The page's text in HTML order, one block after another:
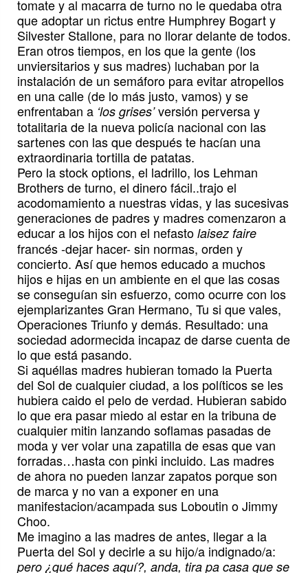
tomate y al macarra de turno no le quedaba otra
que adoptar un rictus entre Humphrey Bogart y
Silvester Stallone, para no llorar delante de todos.
Eran otros tiempos, en los que la gente (los
unviersitarios y sus madres) luchaban por la
instalación de un semáforo para evitar atropellos
en una calle (de lo más justo, vamos) y se
enfrentaban a ‘los grises’versión perversa y
totalitaria de la nueva policía nacional con las
sartenes con las que después te hacían una
extraordinaria tortilla de patatas.
Pero la stock options, el ladrillo, los Lehman
Brothers de turno, el dinero fácil..trajo el
acodomamiento a nuestras vidas, y las sucesivas
generaciones de padres y madres comenzaron a
educar a los hijos con el nefasto laisez faire
francés -dejar hacer- sin normas, orden y
concierto. Así que hemos educado a muchos
hijos e hijas en un ambiente en el que las cosas
se conseguían sin esfuerzo, como ocurre con los
ejemplarizantes Gran Hermano, Tu si que vales,
Operaciones Triunfo y demás. Resultado: una
sociedad adormecida incapaz de darse cuenta de
lo que está pasando.
Si aquéllas madres hubieran tomado la Puerta
del Sol de cualquier ciudad, a los políticos se les
hubiera caido el pelo de verdad. Hubieran sabido
lo que era pasar miedo al estar en la tribuna de
cualquier mitin lanzando soflamas pasadas de
moda y ver volar una zapatilla de esas que van
forradas…hasta con pinki incluido. Las madres
de ahora no pueden lanzar zapatos porque son
de marca y no van a exponer en una
manifestacion/acampada sus Loboutin o Jimmy
Choo.
Me imagino a las madres de antes, llegar a la
Puerta del Sol y decirle a su hijo/a indignado/a:
pero ¿qué haces aquí?, anda, tira pa casa que se